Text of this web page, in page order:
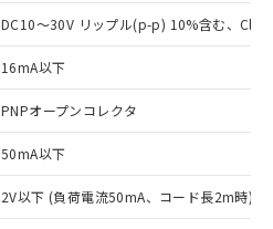
DC10～30V リップル(p-p) 10%含む、
16mA以下
PNPオープンコレクタ
50mA以下
2V以下 (負荷電流50mA、コード長2m時)